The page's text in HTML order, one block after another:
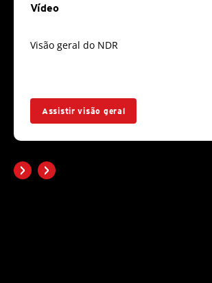
Vídeo
Visão geral do NDR
Assistir visão geral